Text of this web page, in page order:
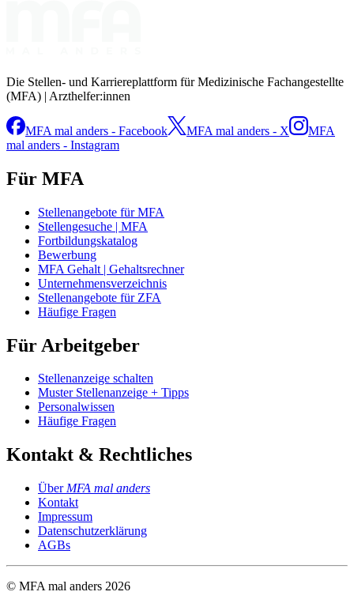
Die Stellen- und Karriereplattform für Medizinische Fachangestellte
(MFA) | Arzthelfer:innen
MFA mal anders - Facebook MFA mal anders - X
MFA
mal anders - Instagram
Für MFA
Stellenangebote für MFA
Stellengesuche | MFA
Fortbildungskatalog
Bewerbung
MFA Gehalt | Gehaltsrechner
Unternehmensverzeichnis
Stellenangebote für ZFA
Häufige Fragen
Für Arbeitgeber
Stellenanzeige schalten
Muster Stellenanzeige + Tipps
Personalwissen
Häufige Fragen
Kontakt & Rechtliches
Über MFA mal anders
Kontakt
Impressum
Datenschutzerklärung
AGBs
© MFA mal anders 2026